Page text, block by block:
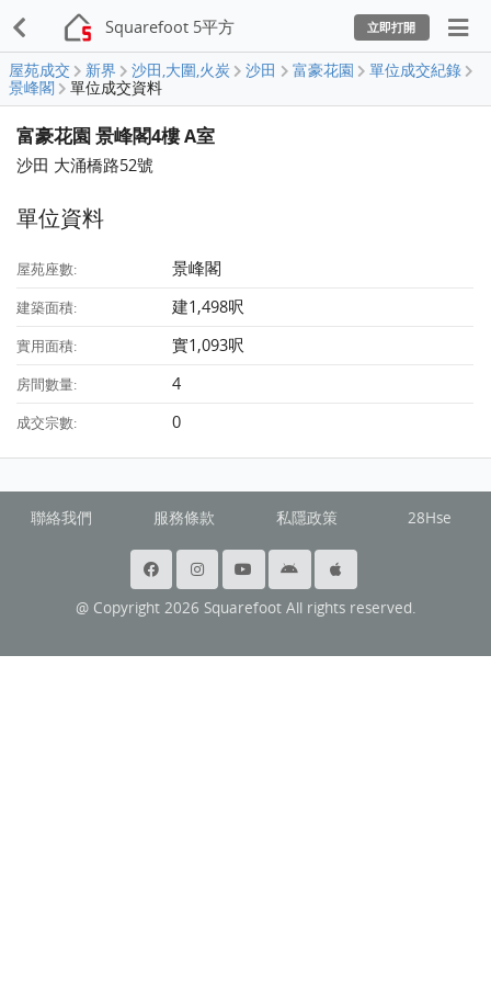
Squarefoot 5平方 立即打開
屋苑成交 新界 沙田,大圍,火炭 沙田 富豪花園
單位成交紀錄
景峰閣
單位成交資料
富豪花園 景峰閣4樓 A室
沙田 大涌橋路52號
單位資料
屋苑座數: 景峰閣
建築面積: 建1,498呎
實用面積: 實1,093呎
房間數量: 4
成交宗數: 0
聯絡我們 服務條款 私隱政策 28Hse
@ Copyright 2026 Squarefoot All rights reserved.